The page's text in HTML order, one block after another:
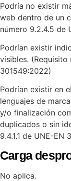
Podría no existir
web dentro de un
número 9.2.4.5 de
Podrían existir
visibles. (Requisito
301549:2022)
Podrían existir en
lenguajes de
y/o finalización
duplicados o sin
9.4.1.1 de UNE-EN
Carga
No aplica.